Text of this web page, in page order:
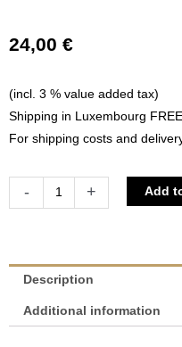
24,00 €
(incl. 3 % value added tax)
Shipping in Luxembourg
For shipping costs and
-
Gilles
et
+ Add
Description
Additional information